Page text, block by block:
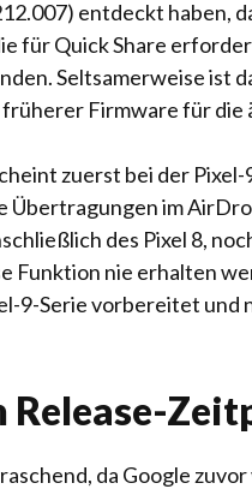
entdeckt haben,
für Quick Share
Seltsamerweise ist
Firmware für die
zuerst bei der
Übertragungen im
des Pixel 8,
Funktion nie erhalten
9-Serie vorbereitet und
Release-
da Google